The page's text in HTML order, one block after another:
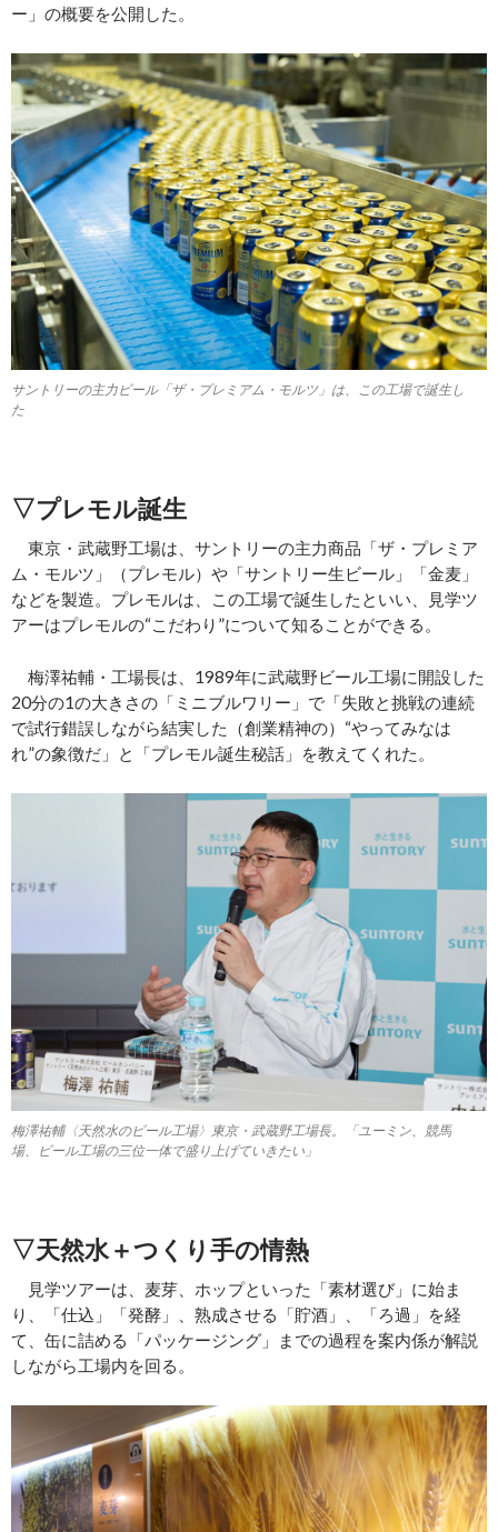
ー」の概要を公開した。
サントリーの主力ビール「ザ・プレミアム・モルツ」は、この工場で誕生し
た
▽プレモル誕生
東京・武蔵野工場は、サントリーの主力商品「ザ・プレミア
ム・モルツ」（プレモル）や「サントリー生ビール」「金麦」
などを製造。プレモルは、この工場で誕生したといい、見学ツ
アーはプレモルの“こだわり”について知ることができる。
梅澤祐輔・工場長は、1989年に武蔵野ビール工場に開設した
20分の1の大きさの「ミニブルワリー」で「失敗と挑戦の連続
で試行錯誤しながら結実した（創業精神の）“やってみなは
れ”の象徴だ」と「プレモル誕生秘話」を教えてくれた。
梅澤祐輔〈天然水のビール工場〉東京・武蔵野工場長。「ユーミン、競馬
場、ビール工場の三位一体で盛り上げていきたい」
▽天然水＋つくり手の情熱
見学ツアーは、麦芽、ホップといった「素材選び」に始ま
り、「仕込」「発酵」、熟成させる「貯酒」、「ろ過」を経
て、缶に詰める「パッケージング」までの過程を案内係が解説
しながら工場内を回る。